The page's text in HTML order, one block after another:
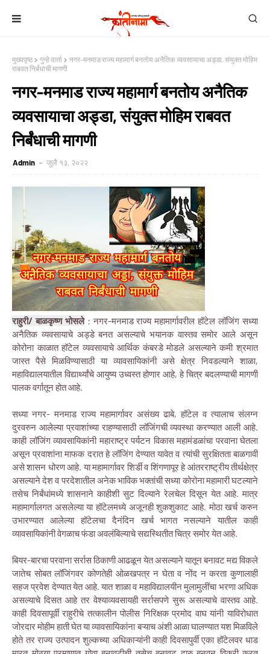
मुख्यपृष्ठ गुन्हे वार्ता
नगर-मनमाड राज्य महामार्ग बनतोय अनैतिक व्यवसायाचा अड्डा, संयुक्त मोहिम
राबवत निर्बंधाची मागणी
नगर-मनमाड राज्य महामार्ग बनतोय अनैतिक
व्यवसायाचा अड्डा, संयुक्त मोहिम राबवत
निर्बंधाची मागणी
Admin जुलै १३, २०२२
राहुरी/ बाळकृष्ण भोसले: नगर-मनमाड राज्य महामार्गावरील हॉटेल लॉजिंग सध्या
अनैतिक व्यवसायाचे अड्डे बनत असल्याचे भयानक वास्तव समोर आले असून
कोरोना काळात हॉटेल व्यवसायाचे आर्थिक कंबरडे मोडले असल्याने कमी श्रमात
जास्त पैसे मिळविण्यासाठी या व्यावसायिकांनी असे क्षेत्र निवडल्याने शाळा,
महाविद्यालयातील विद्यार्थ्यांचे आयुष्य उध्वस्त होणार आहे, हे चित्र बदलण्याची मागणी
पालक वर्गातून होत आहे.
सध्या नगर- मनमाड राज्य महामार्गावर असंख्य ढाबे, हॉटेल व त्यालाच संलग्न
दुरवरुन आलेल्या प्रवाशांच्या राहण्यासाठी लॉजिंगची व्यवस्था करण्यात आली आहे.
काही लॉजिंग व्यावसायिकांनी महाराष्ट्र पर्यटन विकास महामंडळांचा परवाना घेतला
असून प्रवाशांना माफक दरात हे लॉजिंग देण्यात यावेत व त्यांची सुरक्षितता बाळगावी
असे शासन धोरण आहे. या महामार्गावर शिर्डी व शिंगणापूर हे आंतरराष्ट्रीय तीर्थक्षेत्र
असल्याने देश व परदेशातील अनेक भाविक भक्तांची सध्या कोरोना महामारी घटल्याने
तसेच निर्बंधांमध्ये शासनाने काहीशी सुट दिल्याने रेलचेल दिसून येत आहे. मात्र
महामार्गालगत असलेल्या या हॉटेलमध्ये अजूनही शुकशुकाट आहे. मोठा खर्च करुन
उभारण्यात आलेल्या हॉटेलचा दैनंदिन खर्च भागत नसल्याने यातील काही
व्यावसायिकांनी वेगळाच फंडा अवलंबिल्याचे सद्यस्थितीत चित्र समोर येत आहे.
बियर-बारचा परवाना सर्रास ठिकाणी आढळून येत असल्याने यातून बनावट मद्य विकले
जातेच सोबत लॉजिंगवर कोणतेही ओळखपत्र न घेता व नोंद न करता कुणालाही
सहज प्रवेश देण्यात येत आहे. यात शाळा व महाविद्यालयीन मुलामुलींचा भरणा अधिक
असल्याचे दिसत आहे तर वेश्याव्यवसायही सर्रासपणे सुरू असल्याचे वास्तव आहे.
काही दिवसापूर्वी राहुरीचे तत्कालीन पोलीस निरिक्षक प्रमोद वाघ यांनी याविरोधात
जोरदार मोहीम हाती घेत या व्यावसायिकांना बऱ्याच अंशी आळा घालण्यात यश मिळविले
होते तर राज्य उत्पादन शुल्कच्या अधिकाऱ्यांनी काही दिवसापुर्वी एका हॉटेलवर धाड